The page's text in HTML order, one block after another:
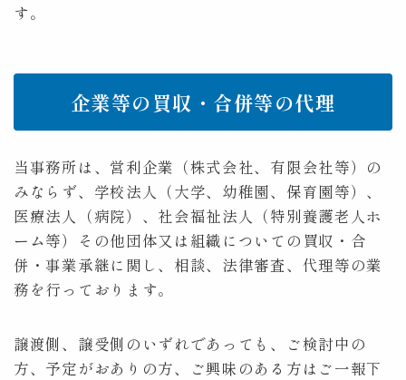
す。
企業等の買収・合併等の代理
当事務所は、営利企業（株式会社、有限会社等）の
みならず、学校法人（大学、幼稚園、保育園等）、
医療法人（病院）、社会福祉法人（特別養護老人ホ
ーム等）その他団体又は組織についての買収・合
併・事業承継に関し、相談、法律審査、代理等の業
務を行っております。
譲渡側、譲受側のいずれであっても、ご検討中の
方、予定がおありの方、ご興味のある方はご一報下